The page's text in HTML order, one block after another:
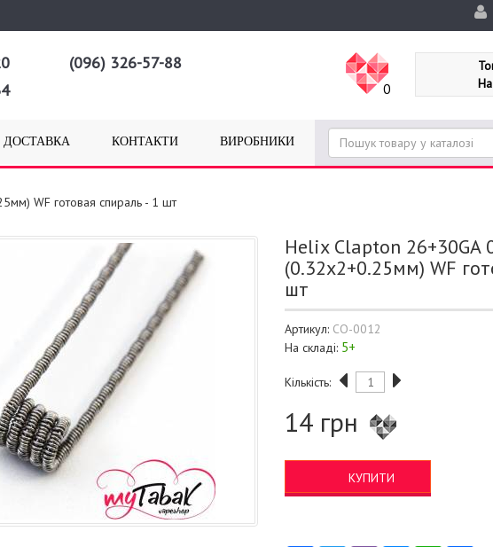
(096) 326-57-88
0
ДОСТАВКА КОНТАКТИ ВИРОБНИКИ
WF готовая спираль - 1 шт
Helix Clapton 26+30GA
(0.32x2+0.25мм) WF
шт
Артикул: CO-0012
На складі: 5+
Кількість:
14 грн
КУПИТИ